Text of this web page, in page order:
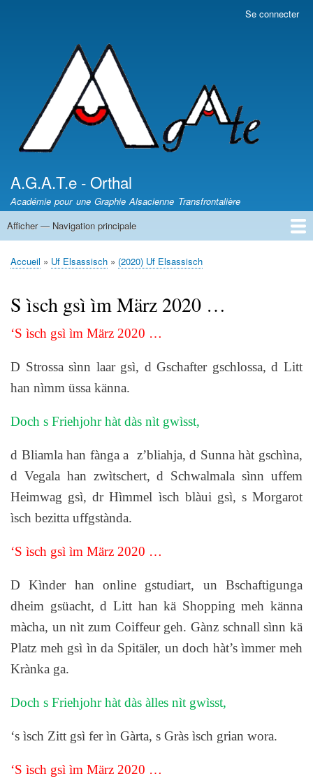
l'utilisateur
Se connecter
A.G.A.T.e - Orthal
Académie pour une Graphie Alsacienne Transfrontalière
Navigation
Afficher — Navigation principale
News - Nèikheit
DICTIONNAIRES /
Article de presse
Les auteurs
Sentiers des Poètes
Leçons d'Alsacien
Uf Elsassisch
Wortkaschtla
Qui somme nous ?
Fil
Accueil Uf Elsassisch (2020) Uf Elsassisch
S ìsch gsì ìm März 2020 …
‘S ìsch gsì ìm März 2020 …
D Strossa sìnn laar gsì, d Gschafter gschlossa, d Litt
han nìmm üssa känna.
Doch s Friehjohr hàt dàs nìt gwìsst,
d Bliamla han fànga a z’bliahja, d Sunna hàt gschìna,
d Vegala han zwìtschert, d Schwalmala sìnn uffem
Heimwag gsì, dr Hìmmel ìsch blàui gsì, s Morgarot
ìsch bezitta uffgstànda.
‘S ìsch gsì ìm März 2020 …
D Kìnder han online gstudiart, un Bschaftigunga
dheim gsüacht, d Litt han kä Shopping meh känna
màcha, un nìt zum Coiffeur geh. Gànz schnall sìnn kä
Platz meh gsì ìn da Spitäler, un doch hàt’s ìmmer meh
Krànka ga.
Doch s Friehjohr hàt dàs àlles nìt gwìsst,
‘s ìsch Zitt gsì fer ìn Gàrta, s Gràs ìsch grian wora.
‘S ìsch gsì ìm März 2020 …